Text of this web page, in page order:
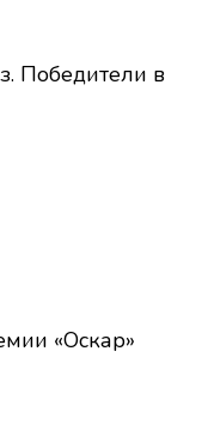
Победители в
«Оскар»